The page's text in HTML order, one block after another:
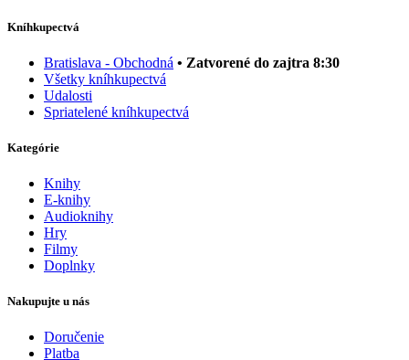
Kníhkupectvá
Bratislava - Obchodná • Zatvorené do zajtra 8:30
Všetky kníhkupectvá
Udalosti
Spriatelené kníhkupectvá
Kategórie
Knihy
E-knihy
Audioknihy
Hry
Filmy
Doplnky
Nakupujte u nás
Doručenie
Platba